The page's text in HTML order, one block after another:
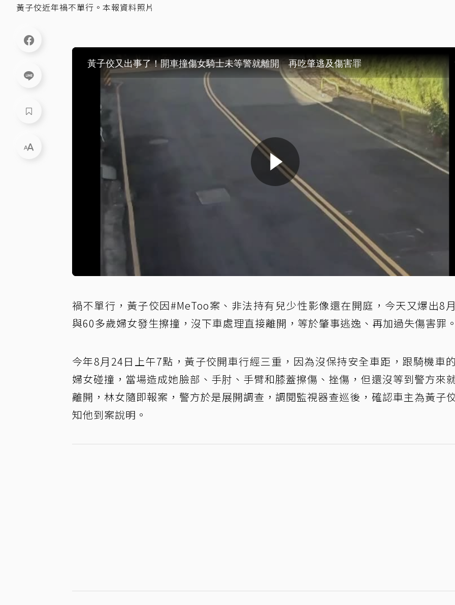
黃子佼近年禍不單行。本報資料照片
禍不單行， 黃子佼因#MeToo案、非法持有兒少性影像還在開庭，今天又爆出8
與60多歲婦女發生擦撞，沒下車處理直接離開，等於肇事逃逸、再加過失傷害罪。
今年8月24日上午7點，黃子佼開車行經三重，因為沒保持安全車距，跟騎機車
婦女碰撞，當場造成她臉部、手肘、手臂和膝蓋擦傷、挫傷，但還沒等到警方來
離開，林女隨即報案，警方於是展開調查，調閱監視器查巡後，確認車主為黃子
知他到案說明。